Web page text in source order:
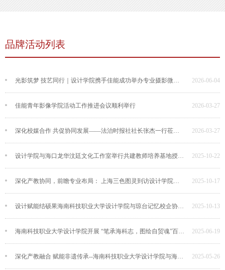
品牌活动列表
光影筑梦 技艺同行｜设计学院携手佳能成功举办专业摄影微课堂 2026-06-04
佳能青年影像学院活动工作推进会议顺利举行 2026-03-27
深化校媒合作 共促协同发展——法治时报社社长张杰一行莅临海南科技职业大学设计学院座谈交流 2026-03-27
设计学院与海口龙华汶廷文化工作室举行共建教师培养基地授牌仪式 2025-10-22
深化产教协同，前瞻专业布局： 上海三色图灵到访设计学院开展交流 2025-10-17
设计赋能结硕果海南科技职业大学设计学院与琼台记忆校企协作创典范 2025-10-13
海南科技职业大学设计学院开展 “笔承海科志，图绘自贸魂”百人共绘创作活动 2025-06-19
深化产教融合 赋能非遗传承--海南科技职业大学设计学院与海南学府文创开展校企合作新实践 2025-05-26